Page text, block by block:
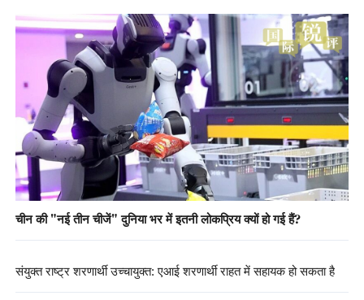
चीन की "नई तीन चीजें" दुनिया भर में इतनी लोकप्रिय क्यों हो गई हैं?
संयुक्त राष्ट्र शरणार्थी उच्चायुक्त: एआई शरणार्थी राहत में सहायक हो सकता है